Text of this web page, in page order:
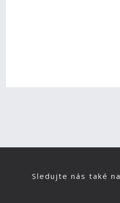
Sledujte nás také na